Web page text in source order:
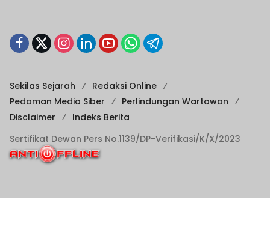
Sekilas Sejarah
Redaksi Online
Pedoman Media Siber
Perlindungan Wartawan
Disclaimer
Indeks Berita
Sertifikat Dewan Pers No.1139/DP-Verifikasi/K/X/2023